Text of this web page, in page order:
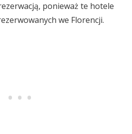
ponieważ te hotele
we Florencji.